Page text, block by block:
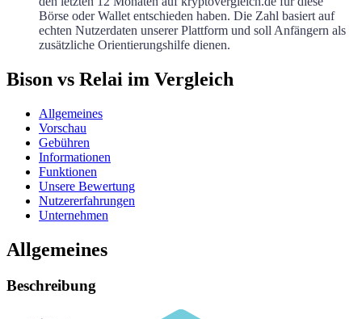
Börse oder Wallet entschieden haben. Die Zahl basiert auf
echten Nutzerdaten unserer Plattform und soll Anfängern als
zusätzliche Orientierungshilfe dienen.
Bison vs Relai im Vergleich
Allgemeines
Vorschau
Gebühren
Informationen
Funktionen
Unsere Bewertung
Nutzererfahrungen
Unternehmen
Allgemeines
Beschreibung